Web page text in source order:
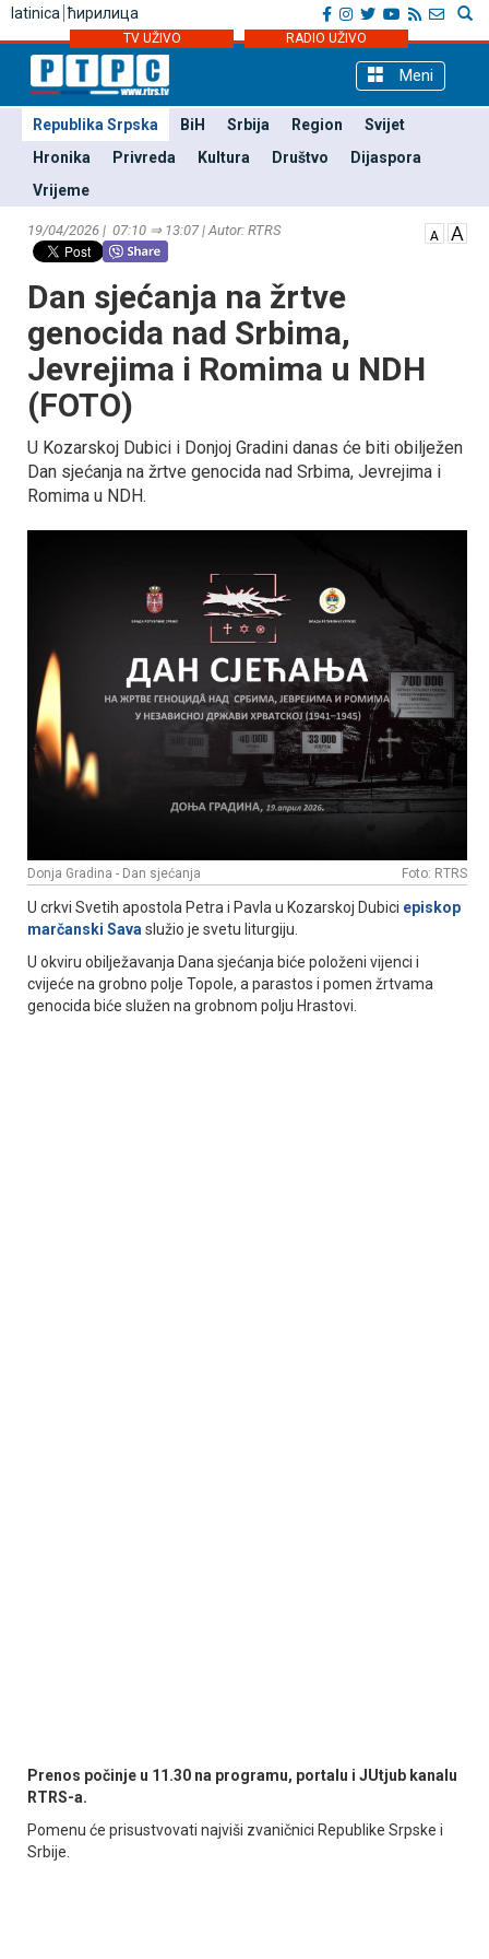
latinica ћирилица
TV UŽIVO RADIO UŽIVO
Meni
Republika Srpska BiH Srbija Region
Svijet
Hronika
Privreda Kultura Društvo
Dijaspora
Vrijeme
19/04/2026 | 07:10 ⇒ 13:07 | Autor: RTRS
Dan sjećanja na žrtve
genocida nad Srbima,
Јevrejima i Romima u NDH
(FOTO)
U Kozarskoj Dubici i Donjoj Gradini danas će biti obilježen
Dan sjećanja na žrtve genocida nad Srbima, Јevrejima i
Romima u NDH.
Donja Gradina - Dan sjećanja Foto: RTRS
U crkvi Svetih apostola Petra i Pavla u Kozarskoj Dubici episkop
marčanski Sava služio je svetu liturgiju.
U okviru obilježavanja Dana sjećanja biće položeni vijenci i
cvijeće na grobno polje Topole, a parastos i pomen žrtvama
genocida biće služen na grobnom polju Hrastovi.
Prenos počinje u 11.30 na programu, portalu i ЈUtjub kanalu
RTRS-a.
Pomenu će prisustvovati najviši zvaničnici Republike Srpske i
Srbije.